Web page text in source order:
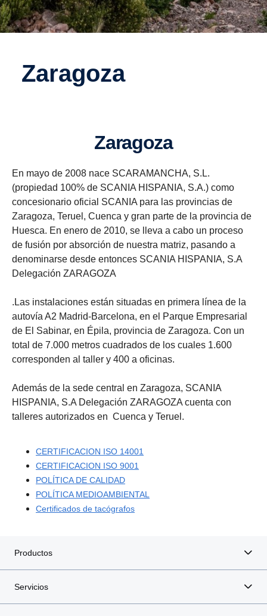
Zaragoza
Zaragoza
En mayo de 2008 nace SCARAMANCHA, S.L.
(propiedad 100% de SCANIA HISPANIA, S.A.) como
concesionario oficial SCANIA para las provincias de
Zaragoza, Teruel, Cuenca y gran parte de la provincia de
Huesca. En enero de 2010, se lleva a cabo un proceso
de fusión por absorción de nuestra matriz, pasando a
denominarse desde entonces SCANIA HISPANIA, S.A
Delegación ZARAGOZA
.Las instalaciones están situadas en primera línea de la
autovía A2 Madrid-Barcelona, en el Parque Empresarial
de El Sabinar, en Épila, provincia de Zaragoza. Con un
total de 7.000 metros cuadrados de los cuales 1.600
corresponden al taller y 400 a oficinas.
Además de la sede central en Zaragoza, SCANIA
HISPANIA, S.A Delegación ZARAGOZA cuenta con
talleres autorizados en Cuenca y Teruel.
CERTIFICACION ISO 14001
CERTIFICACION ISO 9001
POLÍTICA DE CALIDAD
POLÍTICA MEDIOAMBIENTAL
Certificados de tacógrafos
Productos
Servicios